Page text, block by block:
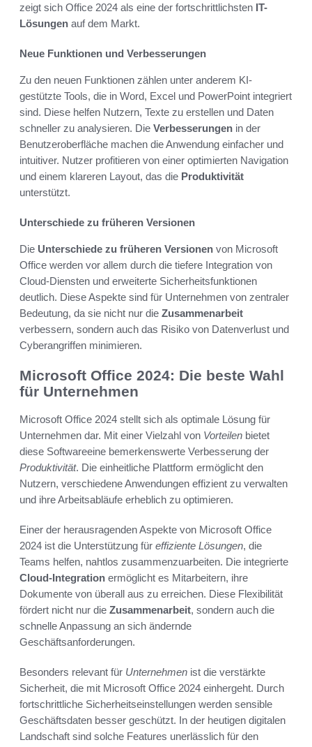
zeigt sich Office 2024 als eine der fortschrittlichsten IT-
Lösungen auf dem Markt.
Neue Funktionen und Verbesserungen
Zu den neuen Funktionen zählen unter anderem KI-
gestützte Tools, die in Word, Excel und PowerPoint integriert
sind. Diese helfen Nutzern, Texte zu erstellen und Daten
schneller zu analysieren. Die Verbesserungen in der
Benutzeroberfläche machen die Anwendung einfacher und
intuitiver. Nutzer profitieren von einer optimierten Navigation
und einem klareren Layout, das die Produktivität
unterstützt.
Unterschiede zu früheren Versionen
Die Unterschiede zu früheren Versionen von Microsoft
Office werden vor allem durch die tiefere Integration von
Cloud-Diensten und erweiterte Sicherheitsfunktionen
deutlich. Diese Aspekte sind für Unternehmen von zentraler
Bedeutung, da sie nicht nur die Zusammenarbeit
verbessern, sondern auch das Risiko von Datenverlust und
Cyberangriffen minimieren.
Microsoft Office 2024: Die beste Wahl
für Unternehmen
Microsoft Office 2024 stellt sich als optimale Lösung für
Unternehmen dar. Mit einer Vielzahl von Vorteilen bietet
diese Softwareeine bemerkenswerte Verbesserung der
Produktivität. Die einheitliche Plattform ermöglicht den
Nutzern, verschiedene Anwendungen effizient zu verwalten
und ihre Arbeitsabläufe erheblich zu optimieren.
Einer der herausragenden Aspekte von Microsoft Office
2024 ist die Unterstützung für effiziente Lösungen, die
Teams helfen, nahtlos zusammenzuarbeiten. Die integrierte
Cloud-Integration ermöglicht es Mitarbeitern, ihre
Dokumente von überall aus zu erreichen. Diese Flexibilität
fördert nicht nur die Zusammenarbeit, sondern auch die
schnelle Anpassung an sich ändernde
Geschäftsanforderungen.
Besonders relevant für Unternehmen ist die verstärkte
Sicherheit, die mit Microsoft Office 2024 einhergeht. Durch
fortschrittliche Sicherheitseinstellungen werden sensible
Geschäftsdaten besser geschützt. In der heutigen digitalen
Landschaft sind solche Features unerlässlich für den